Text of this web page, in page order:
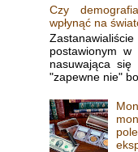
Czy
wpłynąć na
postawionym
nasuwająca
"zapewne nie" bo